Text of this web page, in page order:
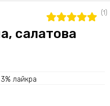
(1)
салатова
лайкра